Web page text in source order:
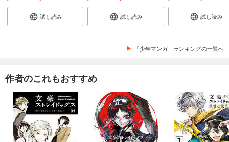
試し読み 試し読み 試し読み
「少年マンガ」ランキングの一覧へ
作者のこれもおすすめ